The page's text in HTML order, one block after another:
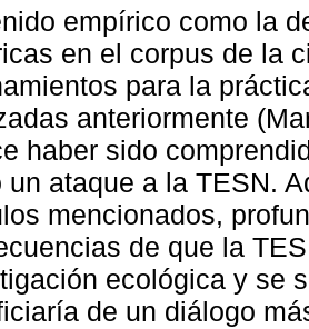
empírico como la
en el corpus de la
para la
anteriormente
haber sido
un ataque a la TESN.
mencionados,
de que la
ecológica y se
de un diálogo